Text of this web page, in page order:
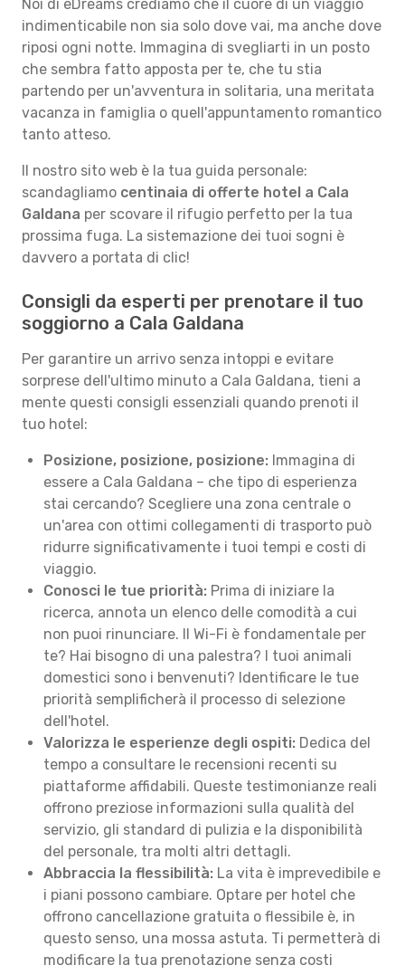
Noi di eDreams crediamo che il cuore di un viaggio
indimenticabile non sia solo dove vai, ma anche dove
riposi ogni notte. Immagina di svegliarti in un posto
che sembra fatto apposta per te, che tu stia
partendo per un'avventura in solitaria, una meritata
vacanza in famiglia o quell'appuntamento romantico
tanto atteso.
Il nostro sito web è la tua guida personale:
scandagliamo centinaia di offerte hotel a Cala
Galdana per scovare il rifugio perfetto per la tua
prossima fuga. La sistemazione dei tuoi sogni è
davvero a portata di clic!
Consigli da esperti per prenotare il tuo
soggiorno a Cala Galdana
Per garantire un arrivo senza intoppi e evitare
sorprese dell'ultimo minuto a Cala Galdana, tieni a
mente questi consigli essenziali quando prenoti il
tuo hotel:
Posizione, posizione, posizione: Immagina di
essere a Cala Galdana – che tipo di esperienza
stai cercando? Scegliere una zona centrale o
un'area con ottimi collegamenti di trasporto può
ridurre significativamente i tuoi tempi e costi di
viaggio.
Conosci le tue priorità: Prima di iniziare la
ricerca, annota un elenco delle comodità a cui
non puoi rinunciare. Il Wi-Fi è fondamentale per
te? Hai bisogno di una palestra? I tuoi animali
domestici sono i benvenuti? Identificare le tue
priorità semplificherà il processo di selezione
dell'hotel.
Valorizza le esperienze degli ospiti: Dedica del
tempo a consultare le recensioni recenti su
piattaforme affidabili. Queste testimonianze reali
offrono preziose informazioni sulla qualità del
servizio, gli standard di pulizia e la disponibilità
del personale, tra molti altri dettagli.
Abbraccia la flessibilità: La vita è imprevedibile e
i piani possono cambiare. Optare per hotel che
offrono cancellazione gratuita o flessibile è, in
questo senso, una mossa astuta. Ti permetterà di
modificare la tua prenotazione senza costi